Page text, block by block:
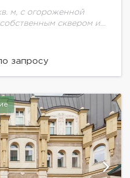
м, с огороженной
сквером и
Полностью
с применением...
запросу